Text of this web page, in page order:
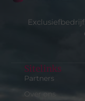
Sitelinks
Partners
Over ons